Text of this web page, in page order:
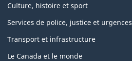
Culture, histoire et sport
Services de police, justice et urgences
Transport et infrastructure
Le Canada et le monde